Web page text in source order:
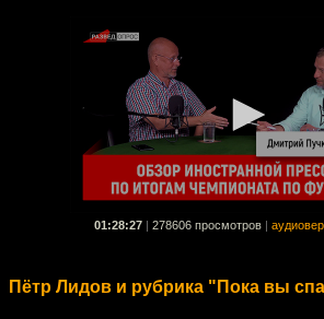
01:28:27 278606 просмотров
Пётр Лидов и рубрика "Пока вы